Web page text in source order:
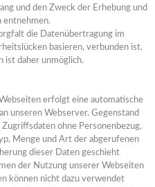
und den Zweck der Erhebung und
entnehmen.
die Datenübertragung im
basieren, verbunden ist.
ist daher unmöglich.
erfolgt eine automatische
unseren Webserver. Gegenstand
ohne Personenbezug,
Menge und Art der abgerufenen
dieser Daten geschieht
der Nutzung unserer Webseiten
können nicht dazu verwendet